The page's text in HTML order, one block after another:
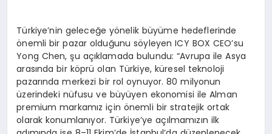
Türkiye’nin geleceğe yönelik büyüme hedeflerinde
önemli bir pazar olduğunu söyleyen ICY BOX CEO’su
Yong Chen, şu açıklamada bulundu: “Avrupa ile Asya
arasında bir köprü olan Türkiye, küresel teknoloji
pazarında merkezi bir rol oynuyor. 80 milyonun
üzerindeki nüfusu ve büyüyen ekonomisi ile Alman
premium markamız için önemli bir stratejik ortak
olarak konumlanıyor. Türkiye’ye açılmamızın ilk